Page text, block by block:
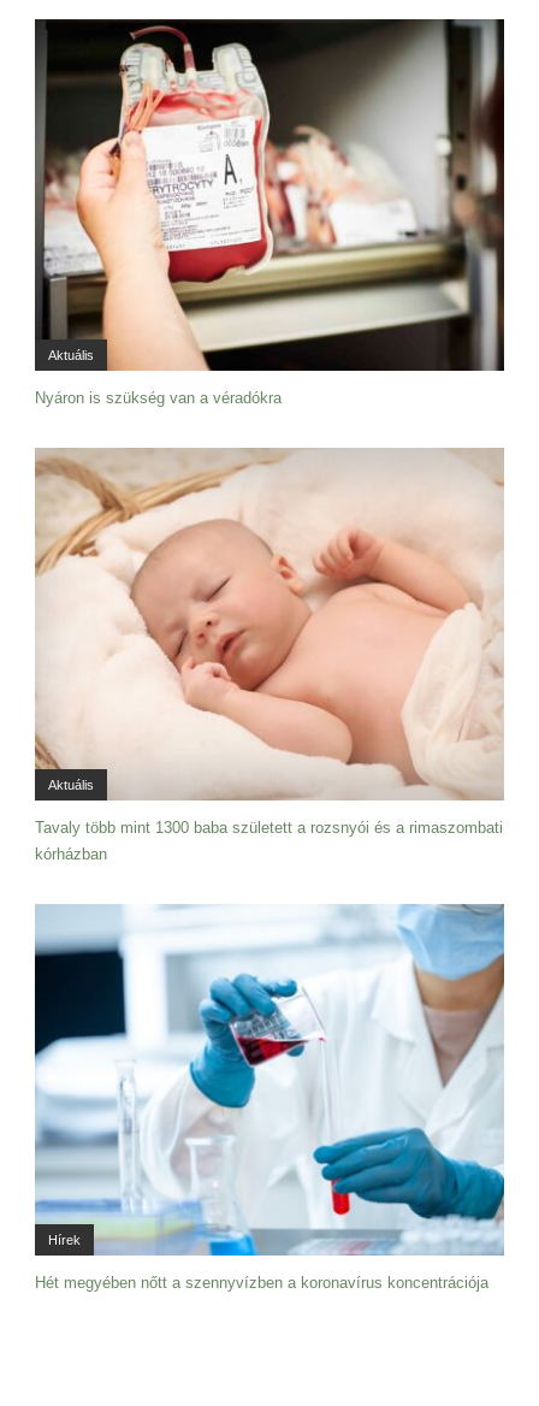
Aktuális
Nyáron is szükség van a véradókra
Aktuális
Tavaly több mint 1300 baba született a rozsnyói és a rimaszombati
kórházban
Hírek
Hét megyében nőtt a szennyvízben a koronavírus koncentrációja